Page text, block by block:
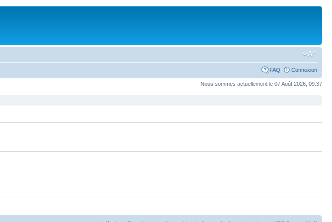
FAQ Connexion
Nous sommes actuellement le 07 Août 2026, 09:37